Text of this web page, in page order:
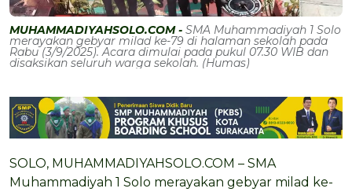
MUHAMMADIYAHSOLO.COM - SMA Muhammadiyah 1 Solo
merayakan gebyar milad ke-79 di halaman sekolah pada
Rabu (3/9/2025). Acara dimulai pada pukul 07.30 WIB dan
disaksikan seluruh warga sekolah. (Humas)
SOLO, MUHAMMADIYAHSOLO.COM – SMA
Muhammadiyah 1 Solo merayakan gebyar milad ke-